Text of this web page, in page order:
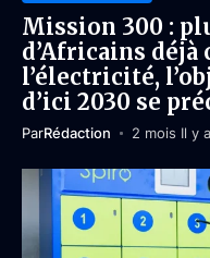
Mission 300 :
d’Africains déjà
l’électricité,
d’ici 2030 se
ParRédaction 2 mois Il y a